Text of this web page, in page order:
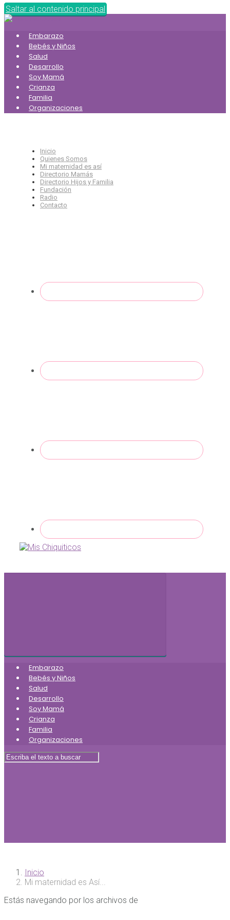
Saltar al contenido principal
Embarazo
Bebés y Niños
Salud
Desarrollo
Soy Mamá
Crianza
Familia
Organizaciones
Inicio
Quienes Somos
Mi maternidad es así
Directorio Mamás
Directorio Hijos y Familia
Fundación
Radio
Contacto
Embarazo
Bebés y Niños
Salud
Desarrollo
Soy Mamá
Crianza
Familia
Organizaciones
Inicio
Mi maternidad es Así...
Estás navegando por los archivos de